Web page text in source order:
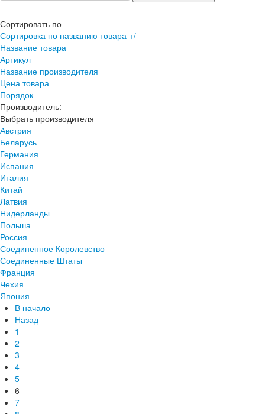
Сортировать по
Сортировка по названию товара +/-
Название товара
Артикул
Название производителя
Цена товара
Порядок
Производитель:
Выбрать производителя
Австрия
Беларусь
Германия
Испания
Италия
Китай
Латвия
Нидерланды
Польша
Россия
Соединенное Королевство
Соединенные Штаты
Франция
Чехия
Япония
В начало
Назад
1
2
3
4
5
6
7